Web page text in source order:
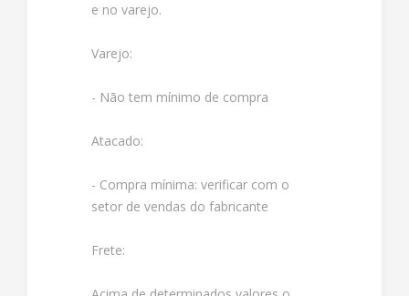
e no varejo.
Varejo:
- Não tem mínimo de compra
Atacado:
- Compra mínima: verificar com o
setor de vendas do fabricante
Frete: